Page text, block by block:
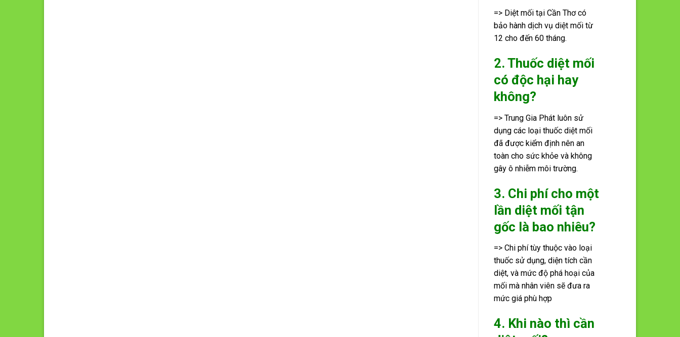
=> Diệt mối tại Cần Thơ có
bảo hành dịch vụ diệt mối từ
12 cho đến 60 tháng.
2. Thuốc diệt mối
có độc hại hay
không?
=> Trung Gia Phát luôn sử
dụng các loại thuốc diệt mối
đã được kiểm định nên an
toàn cho sức khỏe và không
gây ô nhiễm môi trường.
3. Chi phí cho một
lần diệt mối tận
gốc là bao nhiêu?
=> Chi phí tùy thuộc vào loại
thuốc sử dụng, diện tích cần
diệt, và mức độ phá hoại của
mối mà nhân viên sẽ đưa ra
mức giá phù hợp
4. Khi nào thì cần